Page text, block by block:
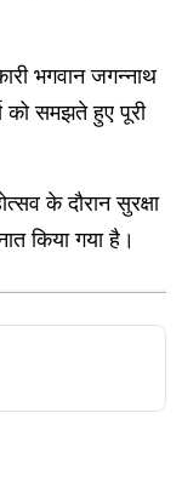
भगवान जगन्नाथ
को समझते हुए पूरी
के दौरान सुरक्षा
किया गया है।